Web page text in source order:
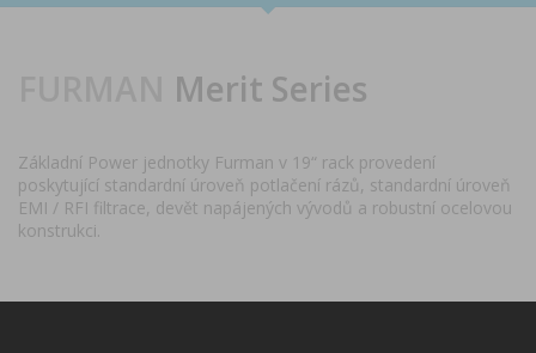
Merit Series
Základní Power jednotky Furman v 19“ rack provedení
poskytující standardní úroveň potlačení rázů, standardní úroveň
EMI / RFI filtrace, devět napájených vývodů a robustní ocelovou
konstrukci.